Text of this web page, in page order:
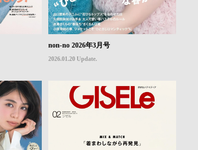
non-no 2026年3月号
2026.01.20 Update.